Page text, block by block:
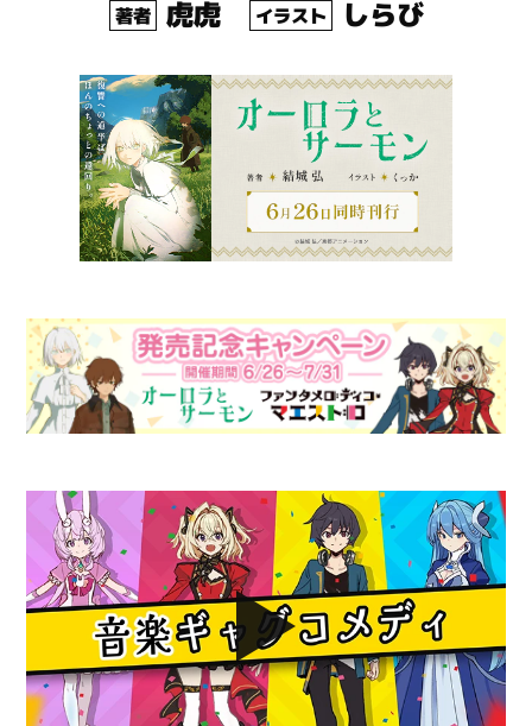
著者 虎虎 イラスト しらび